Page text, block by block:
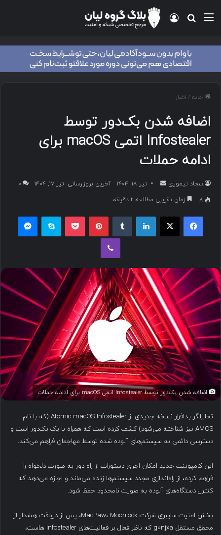
منو جستجو برای
ورود
خانه/ اخبار
اضافه شدن بک‌دور توسط
Infostealer اتمی macOS برای
ادامه حملات
سجاد تیموری
ا
ا
ی
م
ی
ل
تیر ۱۸, ۱۴۰۴ آخرین بروزرسانی: تیر ۱۷, ۱۴۰۴
۰
8
زمان تقریبی مطالعه 2 دقیقه
فیسبوک ایکس لینکداین پینتریست پاکت اسکایپ
وایبر
اضافه شدن بک‌دور توسط Infostealer اتمی macOS برای ادامه حملات
تحلیلگر بدافزار نسخه جدیدی از Atomic macOS Infostealer (که با نام
AMOS نیز شناخته می‌شود) کشف کرده است که همراه با یک بک‌دور است و
دسترسی دائمی به سیستم‌های آلوده شده توسط مهاجمان فراهم می‌کند.
این کامپوننت جدید امکان اجرای دستورات از راه دور به صورت دلخواه را
فراهم کرده، از راه‌اندازی مجدد سیستم‌ها زنده می‌ماند و اجازه می‌دهد که
کنترل دستگاه‌های آلوده به صورت نامحدود حفظ شود.
بخش امنیت سایبری شرکت MacPaw، Moonlock، پس از دریافت هشدار از
محقق مستقل g0njxa که ناظر فعال بر فعالیت‌های Infostealer هاست،